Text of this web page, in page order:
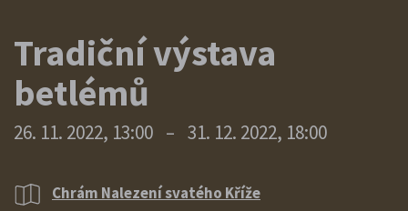
Tradiční výstava
betlémů
26. 11. 2022, 13:00 – 31. 12. 2022, 18:00
Chrám Nalezení svatého Kříže